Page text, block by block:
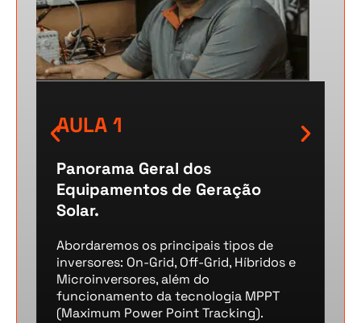
AULA 1
Panorama Geral dos
Equipamentos de Geração
Solar.
Abordaremos os principais tipos de
inversores: On-Grid, Off-Grid, Híbridos e
Microinversores, além do
funcionamento da tecnologia MPPT
(Maximum Power Point Tracking).